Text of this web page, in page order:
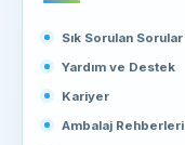
Sık Sorulan Sorular
Yardım ve Destek
Kariyer
Ambalaj Rehberleri